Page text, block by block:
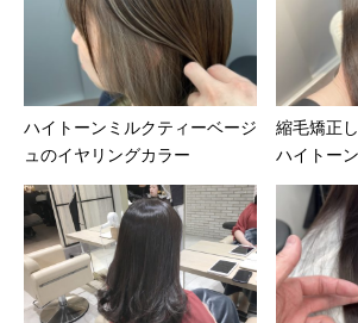
ハイトーンミルクティーベージ
ュのイヤリングカラー
縮毛矯正
ハイトー